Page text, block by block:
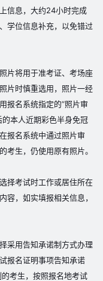
信息，大约24小时完成
学位信息补充，以免错过
片将用于准考证、考场座
片时慎重选用，照片一经
报名系统指定的“照片审
本人近期彩色半身免冠
报名系统中通过照片审
考生，仍使用原有照片。
择考试时工作或居住所在
容，如实填报相关信息，
采用告知承诺制方式办理
报名证明事项告知承诺
考生，按照报名地考试